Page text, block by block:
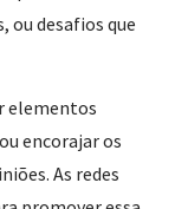
ou desafios que
elementos
encorajar os
As redes